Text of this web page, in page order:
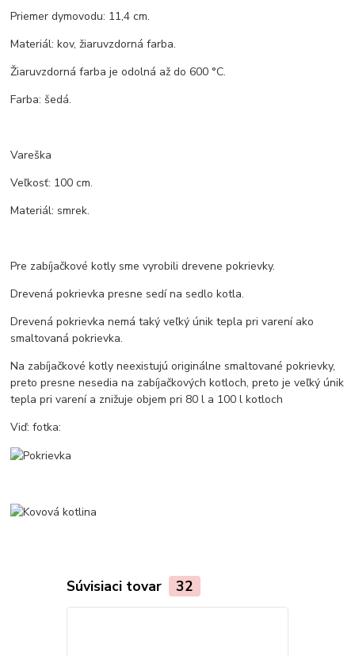
Priemer dymovodu: 11,4 cm.
Materiál: kov, žiaruvzdorná farba.
Žiaruvzdorná farba je odolná až do 600 °C.
Farba: šedá.
Vareška
Veľkosť: 100 cm.
Materiál: smrek.
Pre zabíjačkové kotly sme vyrobili drevene pokrievky.
Drevená pokrievka presne sedí na sedlo kotla.
Drevená pokrievka nemá taký veľký únik tepla pri varení ako
smaltovaná pokrievka.
Na zabíjačkové kotly neexistujú originálne smaltované pokrievky,
preto presne nesedia na zabíjačkových kotloch, preto je veľký únik
tepla pri varení a znižuje objem pri 80 l a 100 l kotloch
Viď: fotka:
Súvisiaci tovar 32